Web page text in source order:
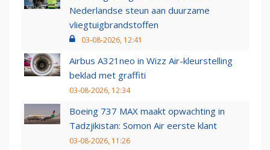
Nederlandse steun aan duurzame
vliegtuigbrandstoffen
03-08-2026, 12:41
Airbus A321neo in Wizz Air-kleurstelling
beklad met graffiti
03-08-2026, 12:34
Boeing 737 MAX maakt opwachting in
Tadzjikistan: Somon Air eerste klant
03-08-2026, 11:26